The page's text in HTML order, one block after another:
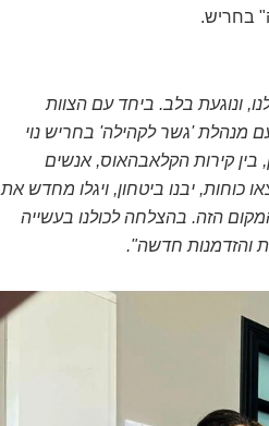
בחריש.
ונוגעת בלב. ביחד עם הצוות
מנהלת 'גשר לקהילה' בחריש נוי
קירות הקלאבהאוס, אנשים
יבנו ביטחון, ויגלו מחדש את
הזה. בהצלחה לכולנו בעשייה
והזדמנות חדשה".